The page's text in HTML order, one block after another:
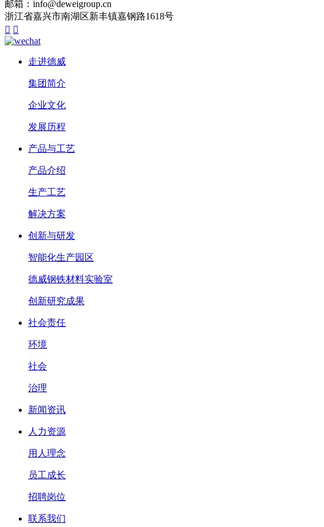
邮箱：info@deweigroup.cn
浙江省嘉兴市南湖区新丰镇嘉钢路1618号
 
走进德威
集团简介
企业文化
发展历程
产品与工艺
产品介绍
生产工艺
解决方案
创新与研发
智能化生产园区
德威钢铁材料实验室
创新研究成果
社会责任
环境
社会
治理
新闻资讯
人力资源
用人理念
员工成长
招聘岗位
联系我们